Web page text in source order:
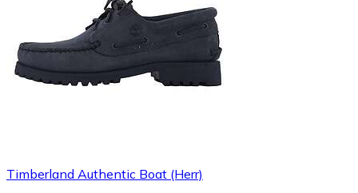
Timberland Authentic Boat (Herr)